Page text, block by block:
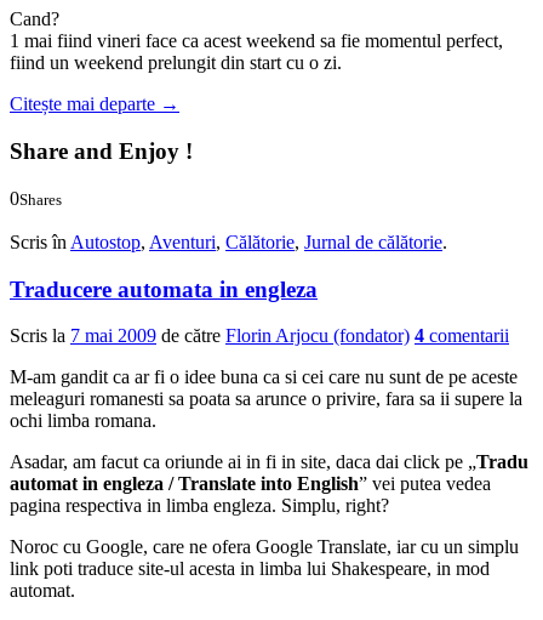
Cand?
1 mai fiind vineri face ca acest weekend sa fie momentul perfect,
fiind un weekend prelungit din start cu o zi.
Citește mai departe →
Share and Enjoy !
0Shares
Scris în Autostop, Aventuri, Călătorie, Jurnal de călătorie.
Traducere automata in engleza
Scris la 7 mai 2009 de către Florin Arjocu (fondator) 4 comentarii
M-am gandit ca ar fi o idee buna ca si cei care nu sunt de pe aceste
meleaguri romanesti sa poata sa arunce o privire, fara sa ii supere la
ochi limba romana.
Asadar, am facut ca oriunde ai in fi in site, daca dai click pe „Tradu
automat in engleza / Translate into English” vei putea vedea
pagina respectiva in limba engleza. Simplu, right?
Noroc cu Google, care ne ofera Google Translate, iar cu un simplu
link poti traduce site-ul acesta in limba lui Shakespeare, in mod
automat.